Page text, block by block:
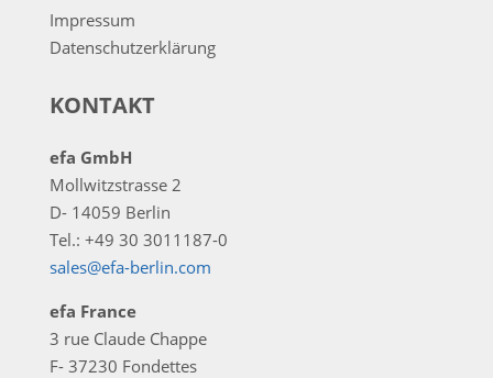
Impressum
Datenschutzerklärung
KONTAKT
efa GmbH
Mollwitzstrasse 2
D- 14059 Berlin
Tel.: +49 30 3011187-0
sales@efa-berlin.com
efa France
3 rue Claude Chappe
F- 37230 Fondettes